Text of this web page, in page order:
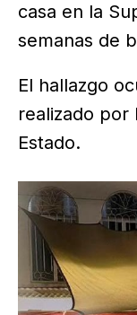
casa en la
semanas de
El hallazgo
realizado por
Estado.